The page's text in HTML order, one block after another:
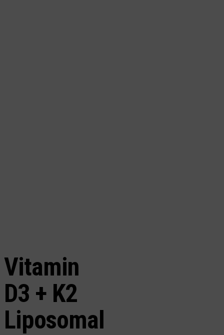
Vitamin
D3 + K2
Liposomal